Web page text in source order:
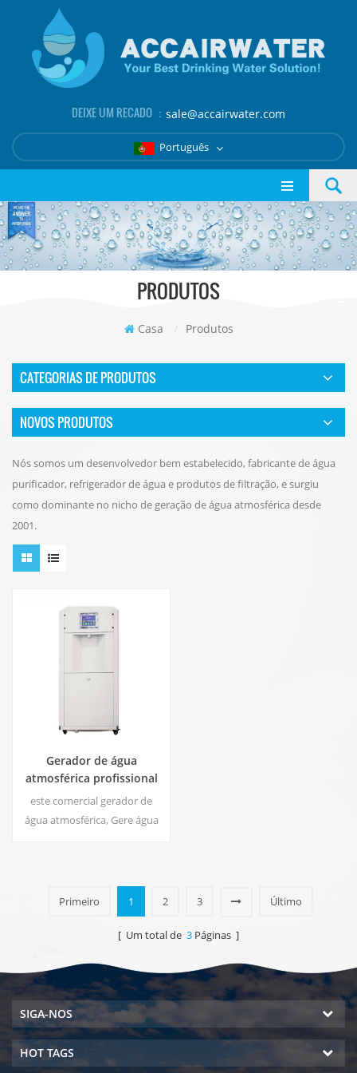
DEIXE UM RECADO ： sale@accairwater.com
Português
PRODUTOS
Casa / Produtos
CATEGORIAS DE PRODUTOS
NOVOS PRODUTOS
Nós somos um desenvolvedor bem estabelecido, fabricante de água
purificador, refrigerador de água e produtos de filtração, e surgiu
como dominante no nicho de geração de água atmosférica desde
2001.
Gerador de água
atmosférica profissional
EA-60
este comercial gerador de
água atmosférica, Gere água
Primeiro
1 2 3 Último
[ Um total de 3 Páginas ]
SIGA-NOS
HOT TAGS